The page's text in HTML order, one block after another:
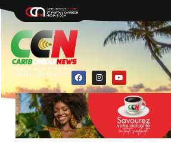
contenu
F
a
c
e
b
o
o
k
I
n
s
t
m
Y
o
u
t
b
e